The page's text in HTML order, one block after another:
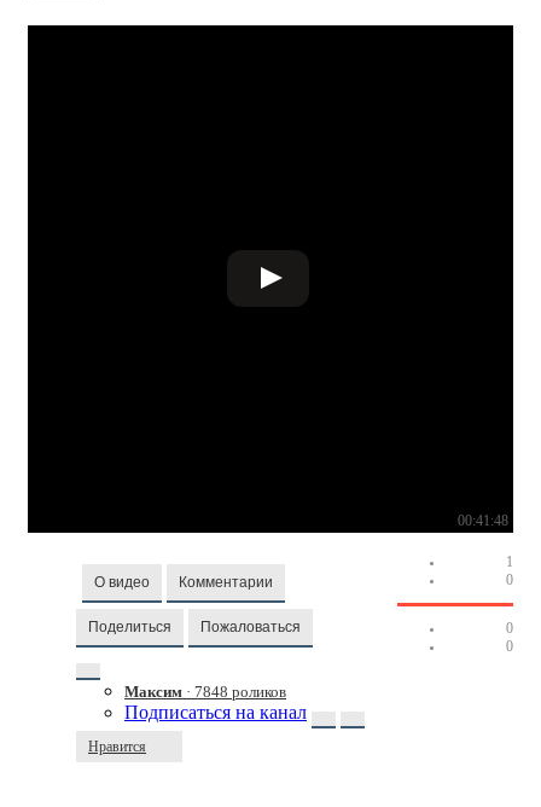
00:41:48
О видео Комментарии
Поделиться Пожаловаться
Максим · 7848 роликов
Подписаться на канал
Нравится
1
0
0
0